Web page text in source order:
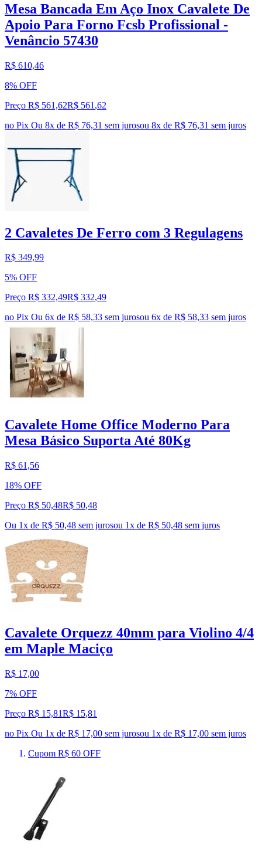
Mesa Bancada Em Aço Inox Cavalete De
Apoio Para Forno Fcsb Profissional -
Venâncio 57430
R$ 610,46
8% OFF
Preço R$ 561,62R$ 561 ,62
no Pix Ou 8x de R$ 76,31 sem jurosou 8x de R$ 76,31 sem juros
2 Cavaletes De Ferro com 3 Regulagens
R$ 349,99
5% OFF
Preço R$ 332,49R$ 332,49
no Pix Ou 6x de R$ 58,33 sem jurosou 6x de R$ 58,33 sem juros
Cavalete Home Office Moderno Para
Mesa Básico Suporta Até 80Kg
R$ 61,56
18% OFF
Preço R$ 50,48R$ 50,48
Ou 1x de R$ 50,48 sem jurosou 1x de R$ 50,48 sem juros
Cavalete Orquezz 40mm para Violino 4/4
em Maple Maciço
R$ 17,00
7% OFF
Preço R$ 15,81R$ 15,81
no Pix Ou 1x de R$ 17,00 sem jurosou 1x de R$ 17,00 sem juros
Cupom R$ 60 OFF